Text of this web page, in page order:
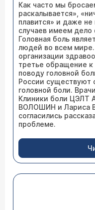
Как часто мы
раскалывается»,
плавится» и даже
случаев имеем дело
Головная боль
людей во всем
организации
третье обращение к
поводу головной
России существуют
головной боли.
Клиники боли ЦЭЛТ
ВОЛОШИН и Лариса
согласились
проблеме.